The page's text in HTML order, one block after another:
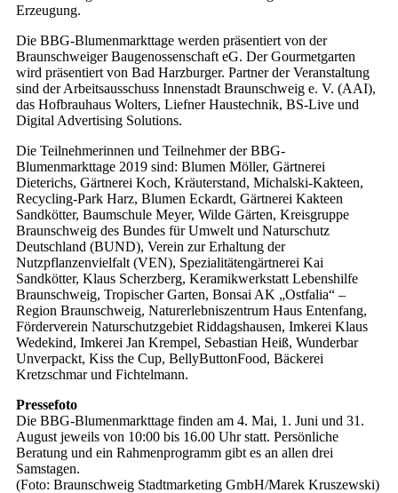
Erzeugung.
Die BBG-Blumenmarkttage werden präsentiert von der
Braunschweiger Baugenossenschaft eG. Der Gourmetgarten
wird präsentiert von Bad Harzburger. Partner der Veranstaltung
sind der Arbeitsausschuss Innenstadt Braunschweig e. V. (AAI),
das Hofbrauhaus Wolters, Liefner Haustechnik, BS-Live und
Digital Advertising Solutions.
Die Teilnehmerinnen und Teilnehmer der BBG-
Blumenmarkttage 2019 sind: Blumen Möller, Gärtnerei
Dieterichs, Gärtnerei Koch, Kräuterstand, Michalski-Kakteen,
Recycling-Park Harz, Blumen Eckardt, Gärtnerei Kakteen
Sandkötter, Baumschule Meyer, Wilde Gärten, Kreisgruppe
Braunschweig des Bundes für Umwelt und Naturschutz
Deutschland (BUND), Verein zur Erhaltung der
Nutzpflanzenvielfalt (VEN), Spezialitätengärtnerei Kai
Sandkötter, Klaus Scherzberg, Keramikwerkstatt Lebenshilfe
Braunschweig, Tropischer Garten, Bonsai AK „Ostfalia“ –
Region Braunschweig, Naturerlebniszentrum Haus Entenfang,
Förderverein Naturschutzgebiet Riddagshausen, Imkerei Klaus
Wedekind, Imkerei Jan Krempel, Sebastian Heiß, Wunderbar
Unverpackt, Kiss the Cup, BellyButtonFood, Bäckerei
Kretzschmar und Fichtelmann.
Pressefoto
Die BBG-Blumenmarkttage finden am 4. Mai, 1. Juni und 31.
August jeweils von 10:00 bis 16.00 Uhr statt. Persönliche
Beratung und ein Rahmenprogramm gibt es an allen drei
Samstagen.
(Foto: Braunschweig Stadtmarketing GmbH/Marek Kruszewski)